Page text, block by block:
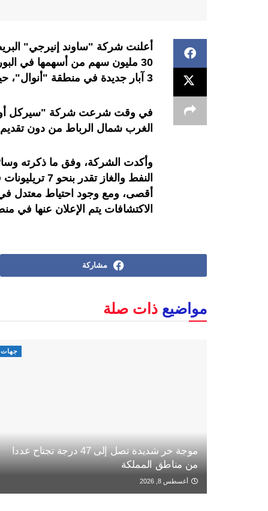
أعلنت شركة "ساوند إنيرجي"
3 آبار جديدة في منطقة "أنوال"، حيث اكتشفت فيها كميات كبيرة من النفط السائل.
في وقت شرعت شركة "سيركل
الغرب شمال الرباط من دون تقديم
وأكدت الشركة، وفق ما ذكرته
الاكتشافات يتم الإعلان عنها في
مشاركة
مواضيع ذات صلة
جهات
موجة حر شديدة تصل إلى 47 درجة تجتاح عددا
من مناطق المملكة
أغسطس 8, 2026